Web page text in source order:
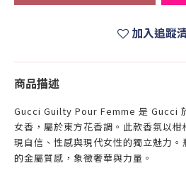
加入追蹤
商品描述
Gucci Guilty Pour Femme 是 Gucci
女香，屬於東方花香調。此款香氛以
現自信、性感與現代女性的獨立魅力
的金屬質感，象徵奢華與力量。